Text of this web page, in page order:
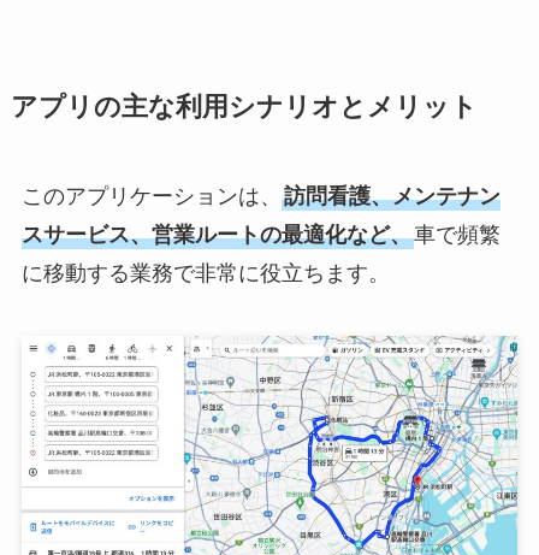
アプリの主な利用シナリオとメリット
このアプリケーションは、 訪問看護、メンテナン
スサービス、営業ルートの最適化など、車で頻繁
に移動する業務で非常に役立ちます。